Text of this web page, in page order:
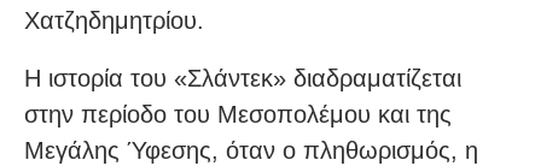
Χατζηδημητρίου.
Η ιστορία του «Σλάντεκ» διαδραματίζεται
στην περίοδο του Μεσοπολέμου και της
Μεγάλης Ύφεσης, όταν ο πληθωρισμός, η